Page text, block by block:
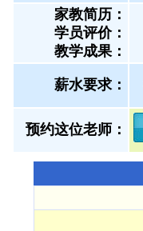
家教简历：
学员评价：
教学成果：
薪水要求：
预约这位老师：